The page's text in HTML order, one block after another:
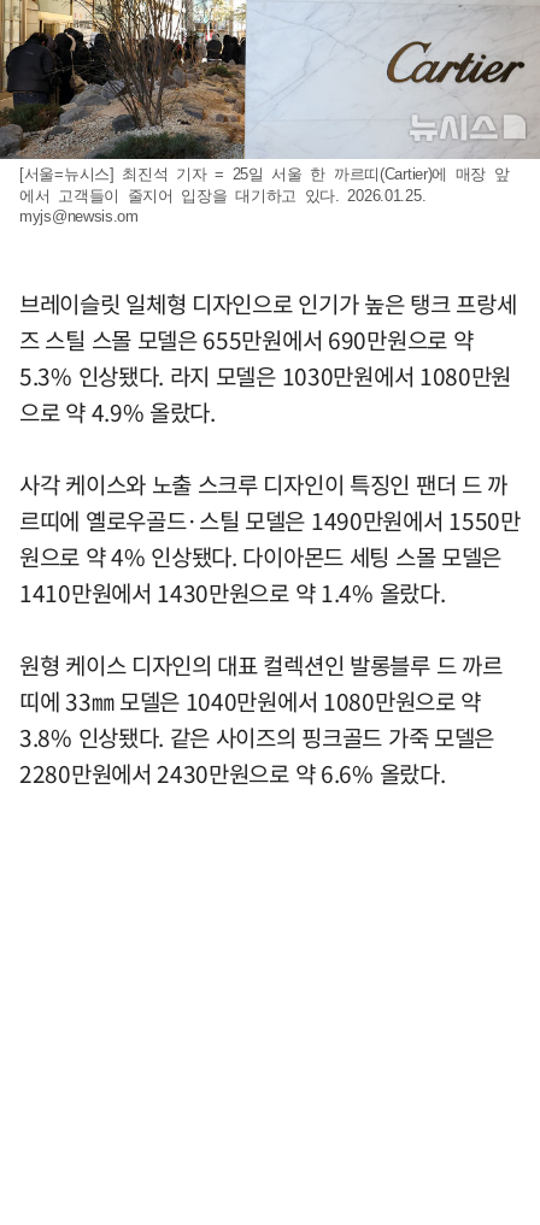
[서울=뉴시스] 최진석 기자 = 25일 서울 한 까르띠(Cartier)에 매장 앞
에서 고객들이 줄지어 입장을 대기하고 있다. 2026.01.25.
myjs@newsis.om
브레이슬릿 일체형 디자인으로 인기가 높은 탱크 프랑세
즈 스틸 스몰 모델은 655만원에서 690만원으로 약
5.3% 인상됐다. 라지 모델은 1030만원에서 1080만원
으로 약 4.9% 올랐다.
사각 케이스와 노출 스크루 디자인이 특징인 팬더 드 까
르띠에 옐로우골드·스틸 모델은 1490만원에서 1550만
원으로 약 4% 인상됐다. 다이아몬드 세팅 스몰 모델은
1410만원에서 1430만원으로 약 1.4% 올랐다.
원형 케이스 디자인의 대표 컬렉션인 발롱블루 드 까르
띠에 33㎜ 모델은 1040만원에서 1080만원으로 약
3.8% 인상됐다. 같은 사이즈의 핑크골드 가죽 모델은
2280만원에서 2430만원으로 약 6.6% 올랐다.